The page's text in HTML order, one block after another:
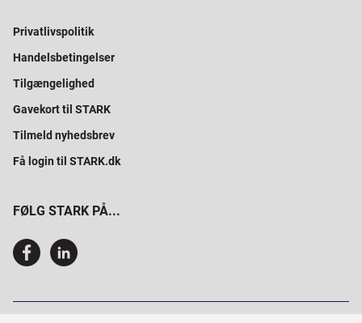
Privatlivspolitik
Handelsbetingelser
Tilgængelighed
Gavekort til STARK
Tilmeld nyhedsbrev
Få login til STARK.dk
FØLG STARK PÅ...